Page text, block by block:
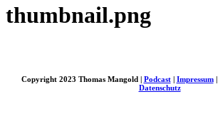
thumbnail.png
Copyright 2023 Thomas Mangold | Podcast| Impressum|
Datenschutz